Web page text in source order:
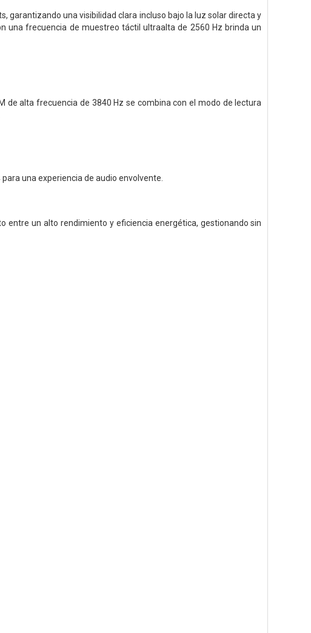
garantizando una visibilidad clara incluso bajo la luz solar directa y
una frecuencia de muestreo táctil ultraalta de 2560 Hz brinda un
de alta frecuencia de 3840 Hz se combina con el modo de lectura
una experiencia de audio envolvente.
entre un alto rendimiento y eficiencia energética, gestionando sin